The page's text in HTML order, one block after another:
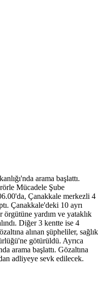
arama başlattı.
Mücadele Şube
Çanakkale merkezli 4
Çanakkale'deki 10 ayrı
örgütüne yardım ve yataklık
Diğer 3 kentte ise 4
alınan şüpheliler, sağlık
götürüldü. Ayrıca
arama başlattı. Gözaltına
adliyeye sevk edilecek.